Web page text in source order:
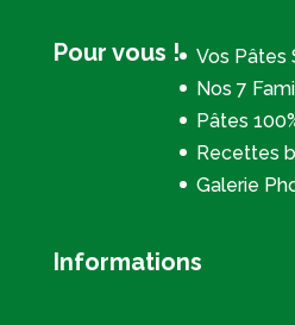
Pour vous !
Vos Pâtes
Nos 7
Pâtes
Recettes
Galerie
Informations